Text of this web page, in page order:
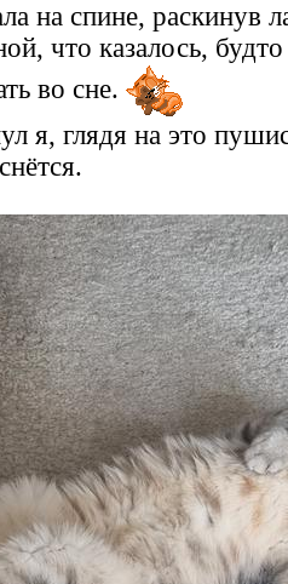
на спине, раскинув
что казалось,
во сне.
я, глядя на это